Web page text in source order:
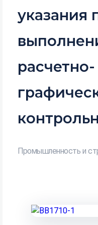
указания
расчетно-
Промышленность и